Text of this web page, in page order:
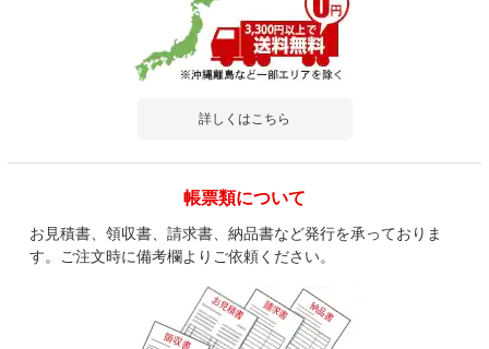
詳しくはこちら
帳票類について
お見積書、領収書、請求書、納品書など発行を承っておりま
す。ご注文時に備考欄よりご依頼ください。